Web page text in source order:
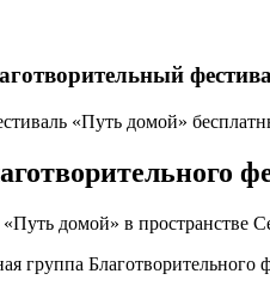
«Путь домой»
домой» в пространстве
группа